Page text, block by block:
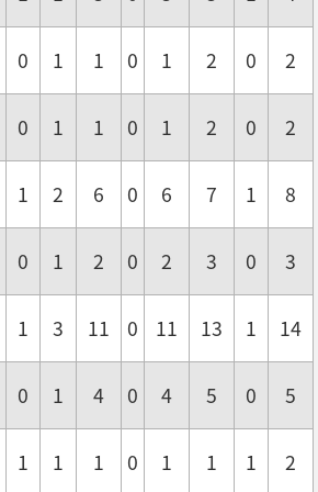
0 1 1 0 1 2 0
2
0 1 1 0 1 2 0
2
1 2 6 0 6 7 1
8
0 1 2 0 2 3 0
3
1 3 11 0 11 13 1
14
0 1 4 0 4 5 0
5
1 1 1 0 1 1 1
2